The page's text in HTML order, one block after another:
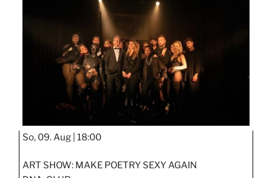
So, 09. Aug | 18:00
ART SHOW: MAKE POETRY SEXY AGAIN